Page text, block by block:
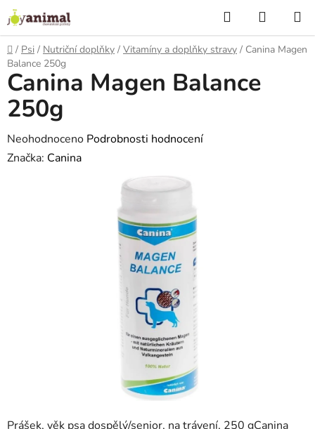
Přejít
na
obsah
Hledat
KOŠÍK
Domů
/ Psi / Nutriční doplňky / Vitamíny a doplňky stravy / Canina Magen
Balance 250g
Prášek, věk psa dospělý/senior, na trávení, 250 gCanina
Canina Magen Balance
250g
Průměrné
hodnocení
Neohodnoceno Podrobnosti hodnocení
Značka: Canina